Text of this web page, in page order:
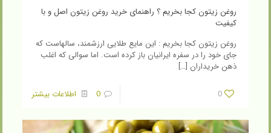
روغن زیتون کجا بخریم ؟ راهنمای خرید روغن زیتون اصل و با
کیفیت
روغن زیتون کجا بخریم : این مایع طلایی ارزشمند، سالهاست که
جای خود را در سفره ایرانیان باز کرده است. اما سوالی که اغلب
ذهن خریداران […]
0
0 اطلاعات بیشتر